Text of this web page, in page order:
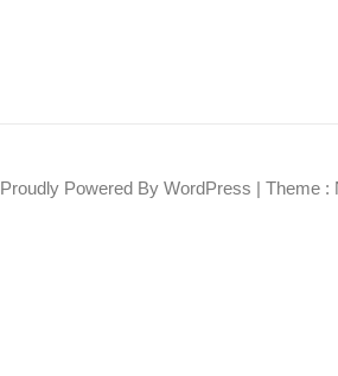
Proudly Powered By WordPress | Theme :